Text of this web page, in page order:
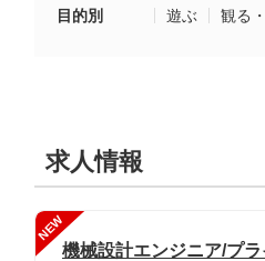
目的別 遊ぶ 観る
求人情報
NEW
機械設計エンジニア/プ